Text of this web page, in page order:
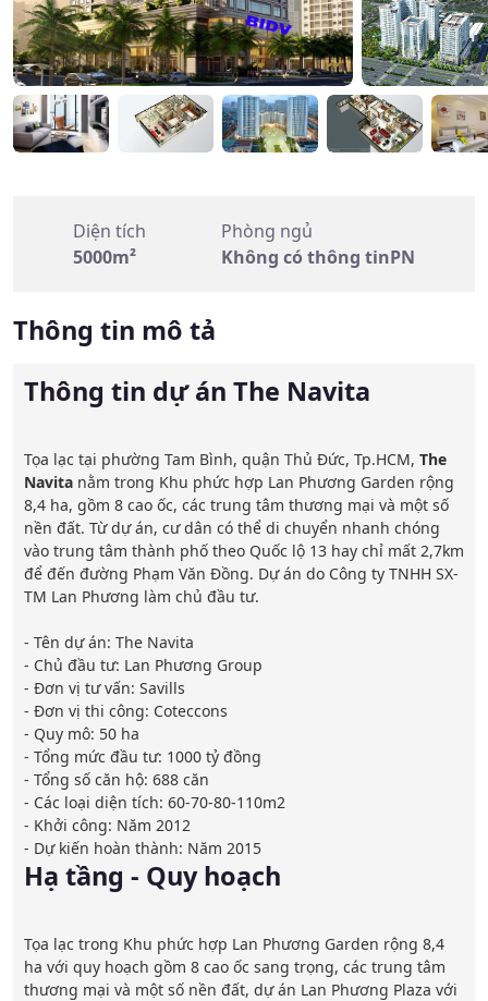
Diện tích
5000m²
Phòng ngủ
Không có thông tinPN
Thông tin mô tả
Thông tin dự án The Navita
Tọa lạc tại phường Tam Bình, quận Thủ Đức, Tp.HCM, The
Navita nằm trong Khu phức hợp Lan Phương Garden rộng
8,4 ha, gồm 8 cao ốc, các trung tâm thương mại và một số
nền đất. Từ dự án, cư dân có thể di chuyển nhanh chóng
vào trung tâm thành phố theo Quốc lộ 13 hay chỉ mất 2,7km
để đến đường Phạm Văn Đồng. Dự án do Công ty TNHH SX-
TM Lan Phương làm chủ đầu tư.
- Tên dự án: The Navita
- Chủ đầu tư: Lan Phương Group
- Đơn vị tư vấn: Savills
- Đơn vị thi công: Coteccons
- Quy mô: 50 ha
- Tổng mức đầu tư: 1000 tỷ đồng
- Tổng số căn hộ: 688 căn
- Các loại diện tích: 60-70-80-110m2
- Khởi công: Năm 2012
Hạ tầng - Quy hoạch
Tọa lạc trong Khu phức hợp Lan Phương Garden rộng 8,4
ha với quy hoạch gồm 8 cao ốc sang trọng, các trung tâm
thương mại và một số nền đất, dự án Lan Phương Plaza với